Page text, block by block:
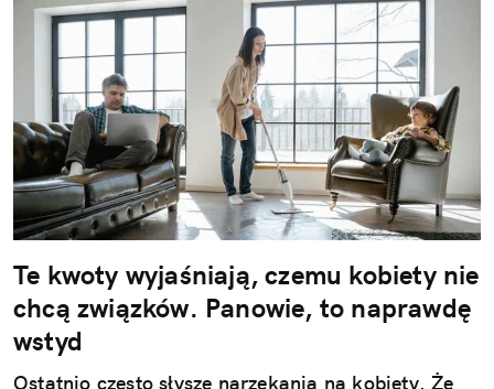
Te kwoty wyjaśniają, czemu kobiety nie
chcą związków. Panowie, to naprawdę
wstyd
Ostatnio często słyszę narzekania na kobiety. Że